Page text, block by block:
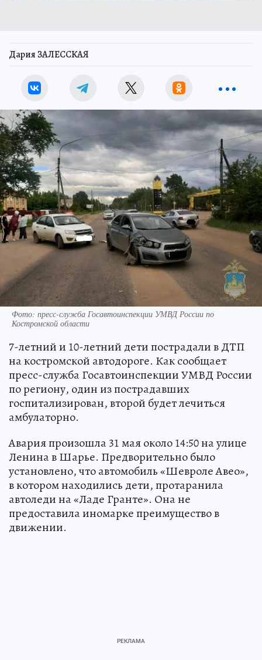
Дария ЗАЛЕССКАЯ
Фото: пресс-служба Госавтоинспекции УМВД России по
Костромской области
7-летний и 10-летний дети пострадали в ДТП
на костромской автодороге. Как сообщает
пресс-служба Госавтоинспекции УМВД России
по региону, один из пострадавших
госпитализирован, второй будет лечиться
амбулаторно.
Авария произошла 31 мая около 14:50 на улице
Ленина в Шарье. Предворительно было
установлено, что автомобиль «Шевроле Авео»,
в котором находились дети, протаранила
автоледи на «Ладе Гранте». Она не
предоставила иномарке преимущество в
движении.